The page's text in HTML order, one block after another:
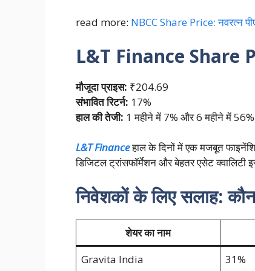
read more: NBCC Share Price: नवरत्न
L&T Finance Share
मौजूदा प्राइस: ₹204.69
संभावित रिटर्न: 17%
हाल की तेजी: 1 महीने में 7% और 6 महीने में
L&T Financeहाल के दिनों में एक मजबूत
डिजिटल ट्रांसफॉर्मेशन और बेहतर एसेट क्वालिटी
निवेशकों के लिए सलाह:
शेयर का नाम
Gravita India
31%